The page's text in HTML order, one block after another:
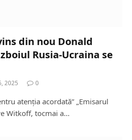
din nou Donald
Rusia-Ucraina se
2025 0
atenția acordată” „Emisarul
Witkoff, tocmai a…